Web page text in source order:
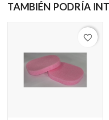
TAMBIÉN PODRÍA
favorite_border